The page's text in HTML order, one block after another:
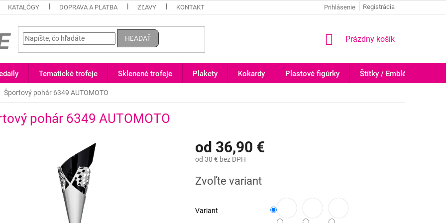
KATALÓGY DOPRAVA A PLATBA ZĽAVY KONTAKT Registrácia
Prihlásenie
HĽADAŤ
NÁKUPNÝ
Prázdny košík
Tematické trofeje Sklenené trofeje Plakety Kokardy Plastové figúrky Štítky / Emblémy
Športový pohár 6349 AUTOMOTO
pohár 6349 AUTOMOTO
od 36,90 €
od 30 € bez DPH
cena:
Zvoľte variant
Variant